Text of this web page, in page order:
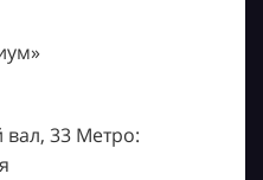
вал, 33 Метро: